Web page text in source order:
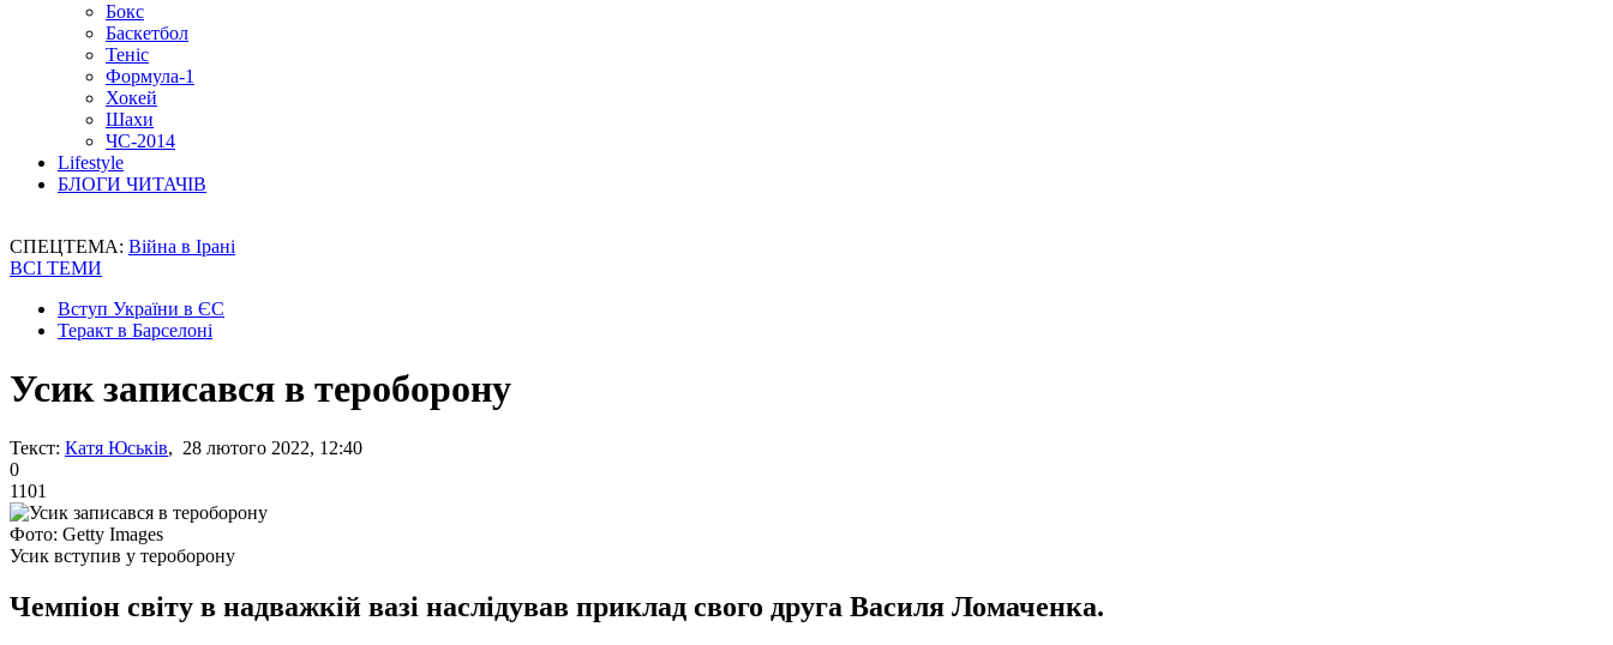
Бокс
Баскетбол
Теніс
Формула-1
Хокей
Шахи
ЧС-2014
Lifestyle
БЛОГИ ЧИТАЧІВ
СПЕЦТЕМА: Війна в Ірані
ВСІ ТЕМИ
Вступ України в ЄС
Теракт в Барселоні
Усик записався в тероборону
Текст: Катя Юськів, 28 лютого 2022, 12:40
0
1101
Фото: Getty Images
Усик вступив у тероборону
Чемпіон світу в надважкій вазі наслідував приклад свого друга Василя Ломаченка.